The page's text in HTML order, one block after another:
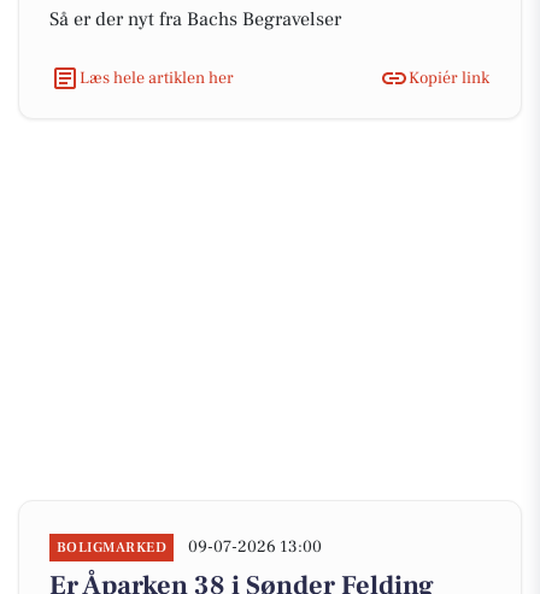
Så er der nyt fra Bachs Begravelser
Læs hele artiklen her Kopiér link
BOLIGMARKED 09-07-2026 13:00
Er Åparken 38 i Sønder Felding